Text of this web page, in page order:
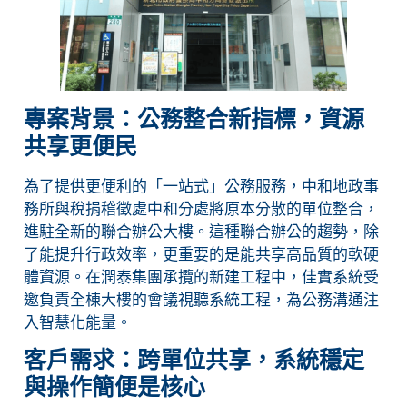
專案背景：公務整合新指標，資源
共享更便民
為了提供更便利的「一站式」公務服務，中和地政事
務所與稅捐稽徵處中和分處將原本分散的單位整合，
進駐全新的聯合辦公大樓。這種聯合辦公的趨勢，除
了能提升行政效率，更重要的是能共享高品質的軟硬
體資源。在潤泰集團承攬的新建工程中，佳實系統受
邀負責全棟大樓的會議視聽系統工程，為公務溝通注
入智慧化能量。
客戶需求：跨單位共享，系統穩定
與操作簡便是核心